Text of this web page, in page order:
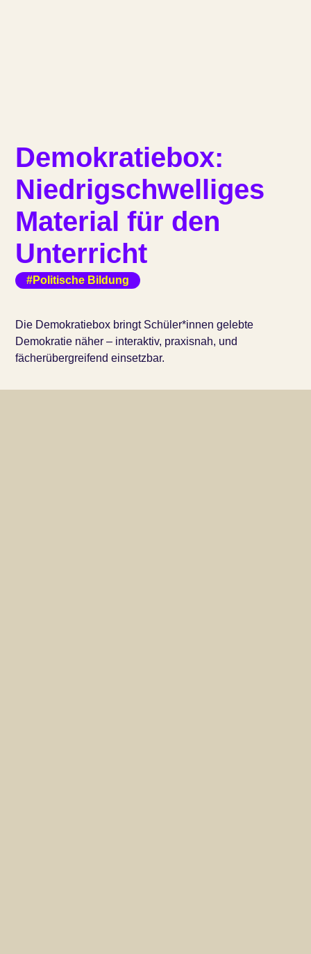
Demokratiebox:
Niedrigschwelliges
Material für den
Unterricht
#Politische Bildung
Die Demokratiebox bringt Schüler*innen gelebte
Demokratie näher – interaktiv, praxisnah, und
fächerübergreifend einsetzbar.